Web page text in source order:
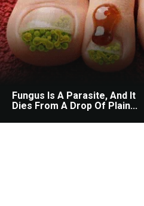
Fungus Is A Parasite, And It
Dies From A Drop Of Plain...